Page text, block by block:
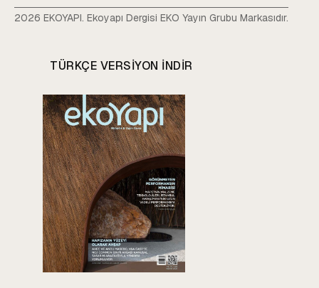
2026 EKOYAPI. Ekoyapı Dergisi EKO Yayın Grubu Markasıdır.
TÜRKÇE VERSIYON INDIR